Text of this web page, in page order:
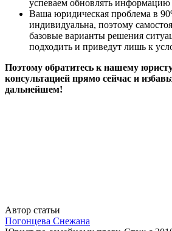
успеваем обновлять информацию
Ваша юридическая проблема в
индивидуальна, поэтому
базовые варианты решения
подходить и приведут лишь к
Поэтому обратитесь к нашему
консультацией прямо сейчас и
дальнейшем!
Автор статьи
Погонцева Снежана